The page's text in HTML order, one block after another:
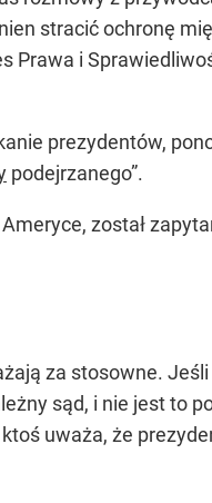
stracić ochronę
Prawa i
prezydentów,
podejrzanego”.
został
za stosowne.
sąd, i nie jest to
uważa, że